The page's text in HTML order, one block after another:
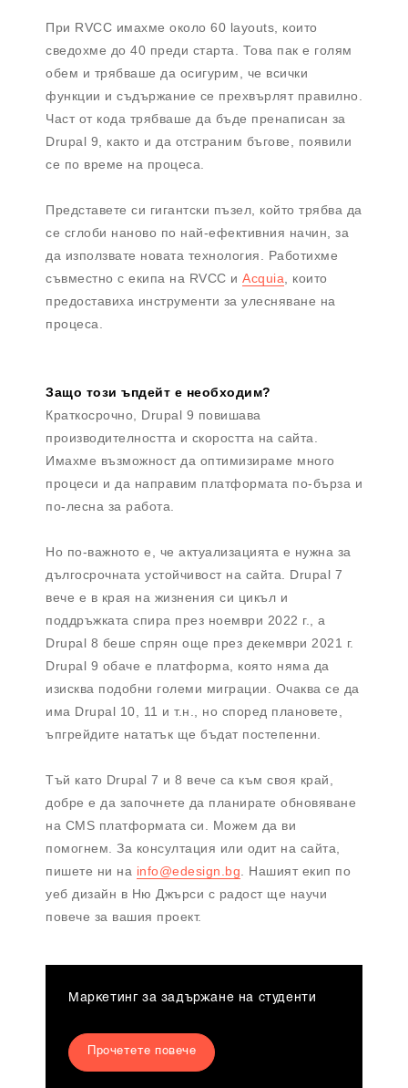
При RVCC имахме около 60 layouts, които
сведохме до 40 преди старта. Това пак е голям
обем и трябваше да осигурим, че всички
функции и съдържание се прехвърлят правилно.
Част от кода трябваше да бъде пренаписан за
Drupal 9, както и да отстраним бъгове, появили
се по време на процеса.
Представете си гигантски пъзел, който трябва да
се сглоби наново по най-ефективния начин, за
да използвате новата технология. Работихме
съвместно с екипа на RVCC и Acquia, които
предоставиха инструменти за улесняване на
процеса.
Защо този ъпдейт е необходим?
Краткосрочно, Drupal 9 повишава
производителността и скоростта на сайта.
Имахме възможност да оптимизираме много
процеси и да направим платформата по-бърза и
по-лесна за работа.
Но по-важното е, че актуализацията е нужна за
дългосрочната устойчивост на сайта. Drupal 7
вече е в края на жизнения си цикъл и
поддръжката спира през ноември 2022 г., а
Drupal 8 беше спрян още през декември 2021 г.
Drupal 9 обаче е платформа, която няма да
изисква подобни големи миграции. Очаква се да
има Drupal 10, 11 и т.н., но според плановете,
ъпгрейдите нататък ще бъдат постепенни.
Тъй като Drupal 7 и 8 вече са към своя край,
добре е да започнете да планирате обновяване
на CMS платформата си. Можем да ви
помогнем. За консултация или одит на сайта,
пишете ни на info@edesign.bg. Нашият екип по
уеб дизайн в Ню Джърси с радост ще научи
повече за вашия проект.
Маркетинг за задържане на студенти
Прочетете повече